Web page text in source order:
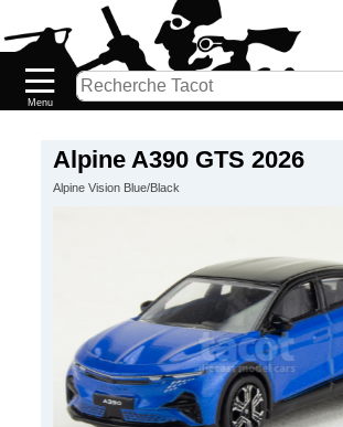
Alpine A390 GTS 2026
Alpine Vision Blue/Black
Nouveautés
Catalogue/Stock
Galerie